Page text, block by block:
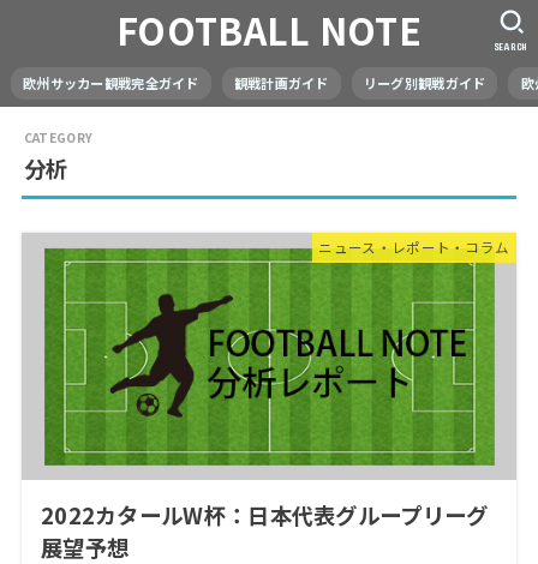
FOOTBALL NOTE
欧州サッカー観戦完全ガイド 観戦計画ガイド リーグ別観戦ガイド 欧
SEARCH
分析
ニュース・レポート・コラム
2022カタールW杯：日本代表グループリーグ
展望予想